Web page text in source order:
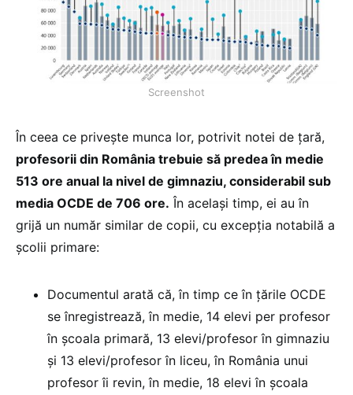
Screenshot
În ceea ce privește munca lor, potrivit notei de țară,
profesorii din România trebuie să predea în medie
513 ore anual la nivel de gimnaziu, considerabil sub
media OCDE de 706 ore. În același timp, ei au în
grijă un număr similar de copii, cu excepția notabilă a
școlii primare:
Documentul arată că, în timp ce în țările OCDE
se înregistrează, în medie, 14 elevi per profesor
în școala primară, 13 elevi/profesor în gimnaziu
și 13 elevi/profesor în liceu, în România unui
profesor îi revin, în medie, 18 elevi în școala